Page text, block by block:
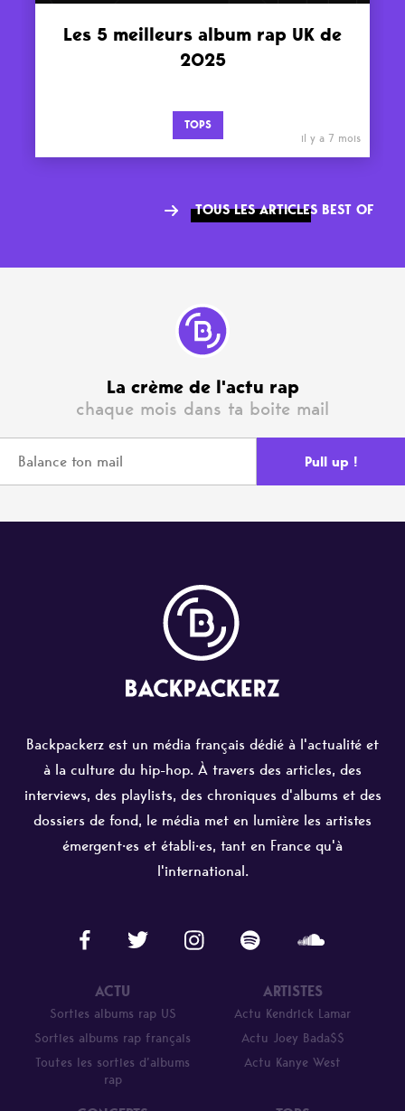
Les 5 meilleurs album rap UK de
2025
TOPS
il y a 7 mois
TOUS LES ARTICLES BEST OF
La crème de l'actu rap
chaque mois dans ta boite mail
Backpackerz est un média français dédié à l'actualité et
à la culture du hip-hop. À travers des articles, des
interviews, des playlists, des chroniques d'albums et des
dossiers de fond, le média met en lumière les artistes
émergent·es et établi·es, tant en France qu'à
l'international.
ACTU
Sorties albums rap US
Sorties albums rap français
Toutes les sorties d’albums
rap
ARTISTES
Actu Kendrick Lamar
Actu Joey Bada$$
Actu Kanye West